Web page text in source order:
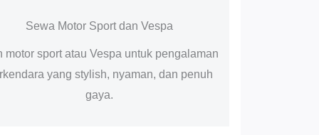
Sewa Motor Sport dan Vespa
motor sport atau Vespa untuk pengalaman
yang stylish, nyaman, dan penuh
gaya.